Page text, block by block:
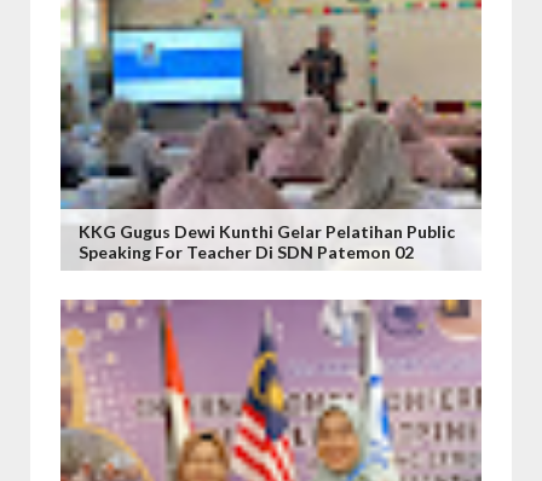
KKG Gugus Dewi Kunthi Gelar Pelatihan Public
Speaking For Teacher Di SDN Patemon 02